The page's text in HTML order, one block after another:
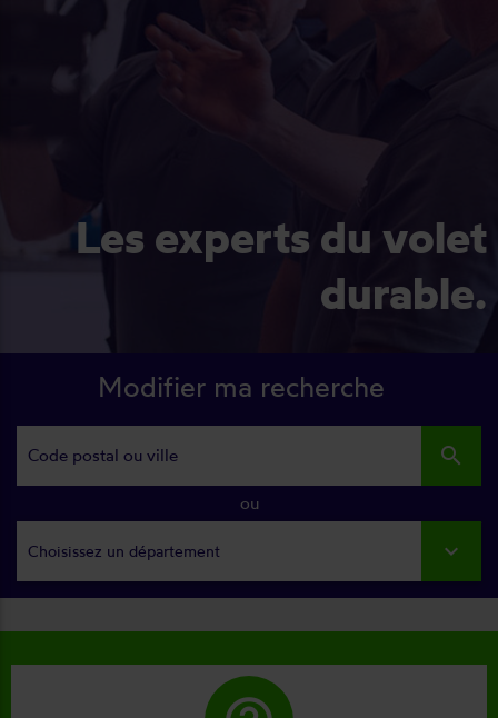
Les experts du volet
durable.
Modifier ma recherche
search
ou
Choisissez un département